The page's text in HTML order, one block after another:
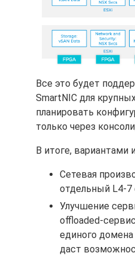
Все это будет
SmartNIC для
планировать
только через
В итоге, вариантами
Сетевая
отдельный L4-7
Улучшение
offloaded-
единого
даст